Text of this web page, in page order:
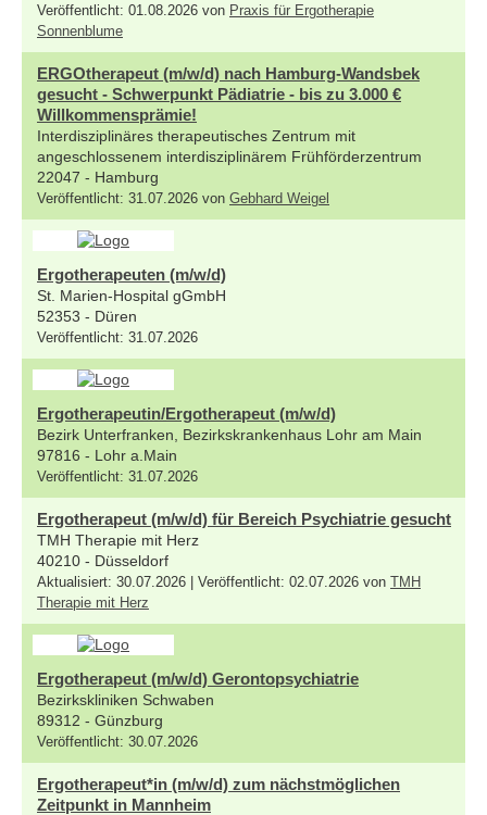
Veröffentlicht: 01.08.2026 von Praxis für Ergotherapie
Sonnenblume
ERGOtherapeut (m/w/d) nach Hamburg-Wandsbek
gesucht - Schwerpunkt Pädiatrie - bis zu 3.000 €
Willkommensprämie!
Interdisziplinäres therapeutisches Zentrum mit
angeschlossenem interdisziplinärem Frühförderzentrum
22047 - Hamburg
Veröffentlicht: 31.07.2026 von Gebhard Weigel
Ergotherapeuten (m/w/d)
St. Marien-Hospital gGmbH
52353 - Düren
Veröffentlicht: 31.07.2026
Ergotherapeutin/Ergotherapeut (m/w/d)
Bezirk Unterfranken, Bezirkskrankenhaus Lohr am Main
97816 - Lohr a.Main
Veröffentlicht: 31.07.2026
Ergotherapeut (m/w/d) für Bereich Psychiatrie gesucht
TMH Therapie mit Herz
40210 - Düsseldorf
Aktualisiert: 30.07.2026 | Veröffentlicht: 02.07.2026 von TMH
Therapie mit Herz
Ergotherapeut (m/w/d) Gerontopsychiatrie
Bezirkskliniken Schwaben
89312 - Günzburg
Veröffentlicht: 30.07.2026
Ergotherapeut*in (m/w/d) zum nächstmöglichen
Zeitpunkt in Mannheim